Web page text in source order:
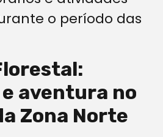
o período das
aventura no
Zona Norte